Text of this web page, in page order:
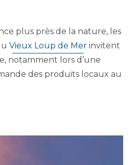
plus près de la nature, les
Vieux Loup de Mer invitent
notamment lors d’une
des produits locaux au